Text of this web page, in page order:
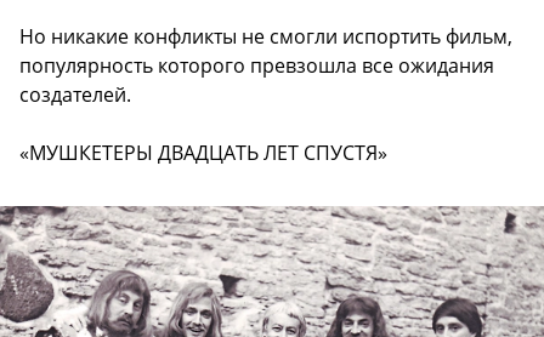
Но никакие конфликты не смогли испортить фильм,
популярность которого превзошла все ожидания
создателей.
«МУШКЕТЕРЫ ДВАДЦАТЬ ЛЕТ СПУСТЯ»